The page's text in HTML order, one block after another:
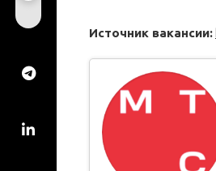
Источник вакансии: